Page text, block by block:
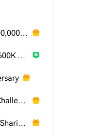
World Cup Predictions: 100,000 USDT Daily
HTX Invites You to Share 600K USDT in Gift Packs
2026 World Cup Posting Challenge on HTX Square
TradFi Trading Strategies Sharing Challenge